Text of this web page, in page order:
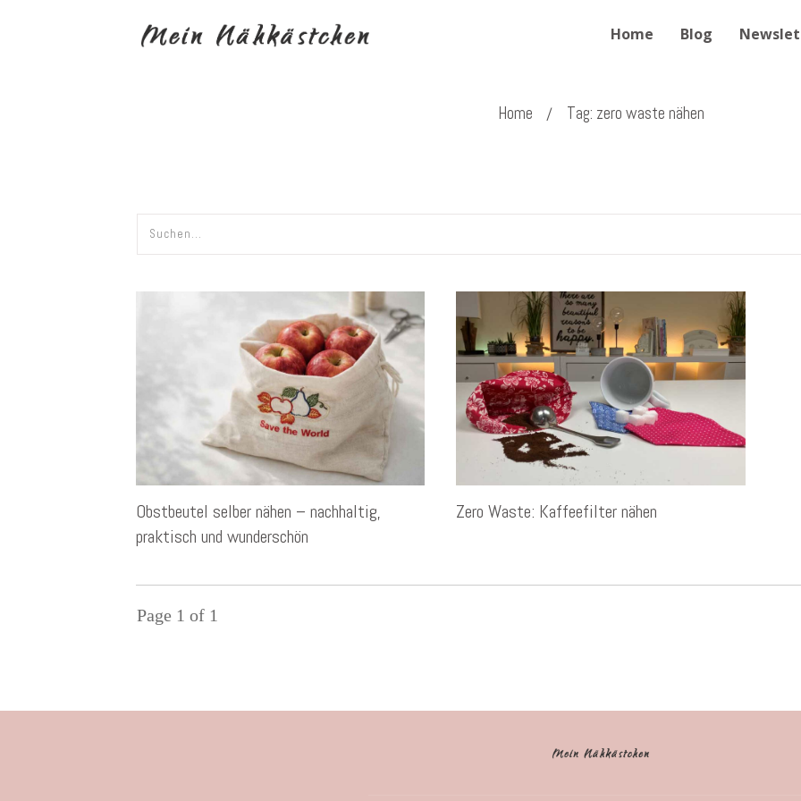
Home Blog
Home / Tag: zero waste nähen
Obstbeutel selber nähen – nachhaltig,
praktisch und wunderschön
Zero Waste: Kaffeefilter nähen
Page 1 of 1